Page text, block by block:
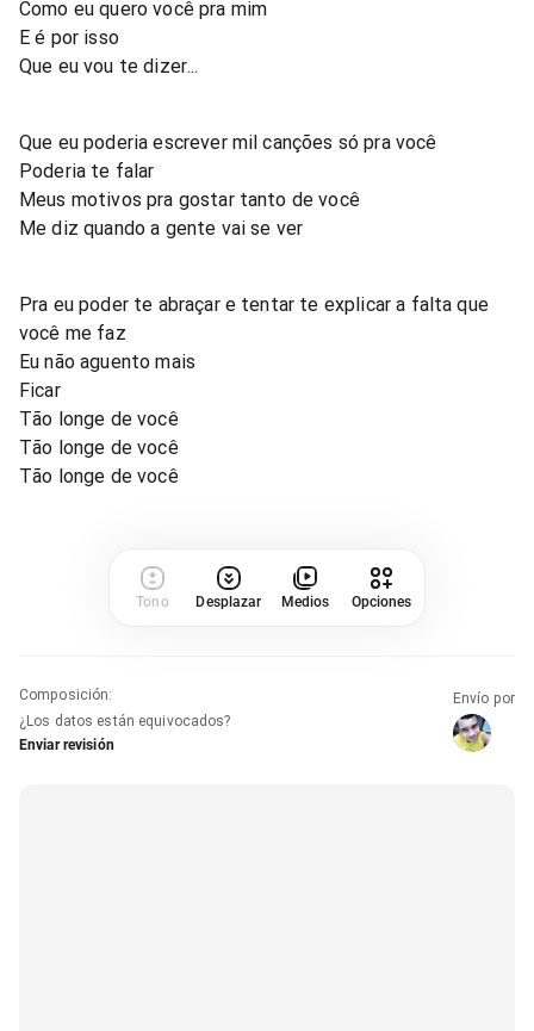
Como eu quero você pra mim
E é por isso
Que eu vou te dizer...
Que eu poderia escrever mil canções só pra você
Poderia te falar
Meus motivos pra gostar tanto de você
Me diz quando a gente vai se ver
Pra eu poder te abraçar e tentar te explicar a falta que
você me faz
Eu não aguento mais
Ficar
Tão longe de você
Tão longe de você
Tão longe de você
Tono Desplazar Medios Opciones
Composición:
¿Los datos están equivocados?
Enviar revisión
Envío por